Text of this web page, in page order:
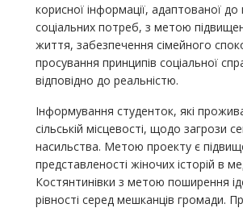
корисної інформації, адаптованої
соціальних потреб, з метою
життя, забезпечення сімейного
просування принципів соціальної
відповідно до реальністю.
Інформування студенток, які
сільській місцевості, щодо загрози
насильства. Метою проекту є
представленості жіночих історій в
Костянтинівки з метою поширення
рівності серед мешканців громади.